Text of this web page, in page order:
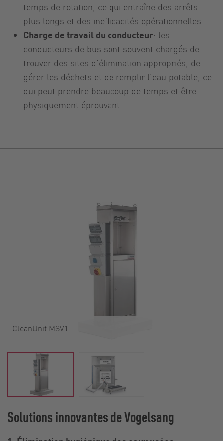
temps de rotation, ce qui entraîne des arrêts
plus longs et des inefficacités opérationnelles.
Charge de travail du conducteur: les
conducteurs de bus sont souvent chargés de
trouver des sites d'élimination appropriés, de
gérer les déchets et de remplir l'eau potable, ce
qui peut prendre beaucoup de temps et être
physiquement éprouvant.
CleanUnit MSV1
Solutions innovantes de Vogelsang